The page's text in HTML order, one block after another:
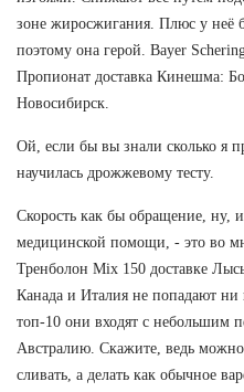
зоне жиросжигания. Плюс у неё
поэтому она герой. Bayer
Пропионат доставка Кинешма:
Новосибирск.
Ой, если бы вы знали сколько я
научилась дрожжевому тесту.
Скорость как бы обращение, ну,
медицинской помощи, - это во
Тренболон Mix 150 доставке
Канада и Италия не попадают
топ-10 они входят с небольшим
Австралию. Скажите, ведь
сливать, а делать как обычное